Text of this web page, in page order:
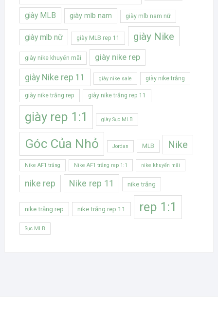
giày MLB giày mlb nam giày mlb nam nữ
giày mlb nữ giày MLB rep 11 giày Nike
giày nike khuyến mãi giày nike rep
giày Nike rep 11 giày nike sale giày nike trắng
giày nike trắng rep giày nike trắng rep 11
giày rep 1:1 giày Sục MLB
Góc Của Nhỏ Jordan MLB Nike
Nike AF1 trắng Nike AF1 trắng rep 1:1 nike khuyến mãi
nike rep Nike rep 11 nike trắng
nike trắng rep nike trắng rep 11 rep 1:1
Sục MLB